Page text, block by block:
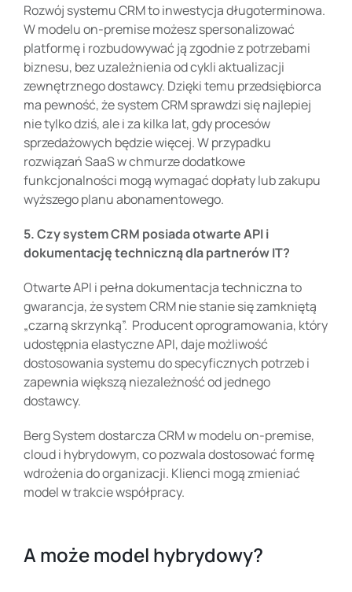
Rozwój systemu CRM to inwestycja długoterminowa.
W modelu on-premise możesz spersonalizować
platformę i rozbudowywać ją zgodnie z potrzebami
biznesu, bez uzależnienia od cykli aktualizacji
zewnętrznego dostawcy. Dzięki temu przedsiębiorca
ma pewność, że system CRM sprawdzi się najlepiej
nie tylko dziś, ale i za kilka lat, gdy procesów
sprzedażowych będzie więcej. W przypadku
rozwiązań SaaS w chmurze dodatkowe
funkcjonalności mogą wymagać dopłaty lub zakupu
wyższego planu abonamentowego.
5. Czy system CRM posiada otwarte API i
dokumentację techniczną dla partnerów IT?
Otwarte API i pełna dokumentacja techniczna to
gwarancja, że system CRM nie stanie się zamkniętą
„czarną skrzynką”. Producent oprogramowania, który
udostępnia elastyczne API, daje możliwość
dostosowania systemu do specyficznych potrzeb i
zapewnia większą niezależność od jednego
dostawcy.
Berg System dostarcza CRM w modelu on-premise,
cloud i hybrydowym, co pozwala dostosować formę
wdrożenia do organizacji. Klienci mogą zmieniać
model w trakcie współpracy.
A może model hybrydowy?